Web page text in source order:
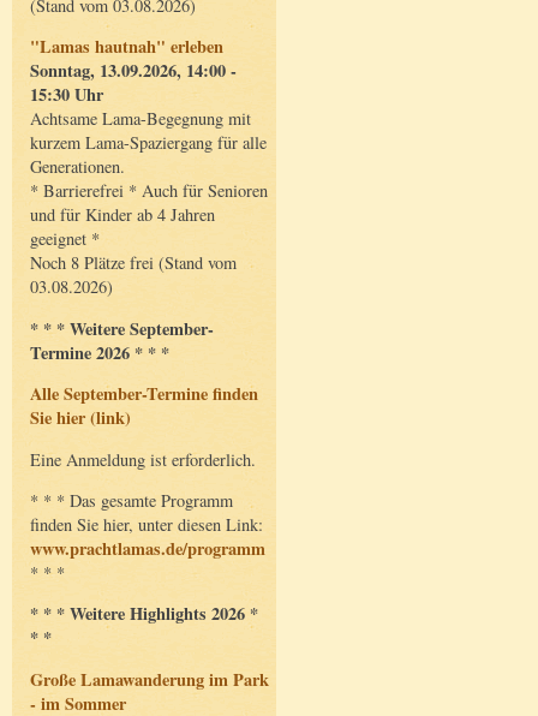
(Stand vom 03.08.2026)
"Lamas hautnah" erleben
Sonntag, 13.09.2026, 14:00 -
15:30 Uhr
Achtsame Lama-Begegnung mit
kurzem Lama-Spaziergang für alle
Generationen.
* Barrierefrei * Auch für Senioren
und für Kinder ab 4 Jahren
geeignet *
Noch 8 Plätze frei (Stand vom
03.08.2026)
* * * Weitere September-
Termine 2026 * * *
Alle September-Termine finden
Sie hier (link)
Eine Anmeldung ist erforderlich.
* * * Das gesamte Programm
finden Sie hier, unter diesen Link:
www.prachtlamas.de/programm
* * *
* * * Weitere Highlights 2026 *
* *
Große Lamawanderung im Park
- im Sommer